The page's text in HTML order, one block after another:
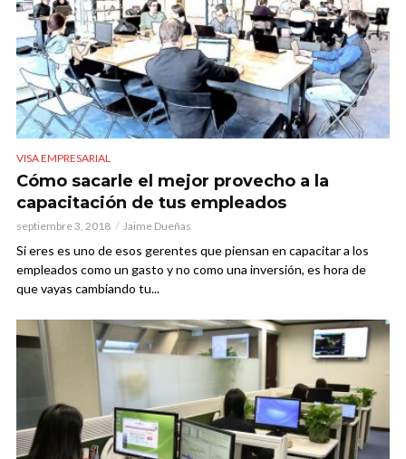
VISA EMPRESARIAL
Cómo sacarle el mejor provecho a la
capacitación de tus empleados
septiembre 3, 2018 Jaime Dueñas
Si eres es uno de esos gerentes que piensan en capacitar a los
empleados como un gasto y no como una inversión, es hora de
que vayas cambiando tu...